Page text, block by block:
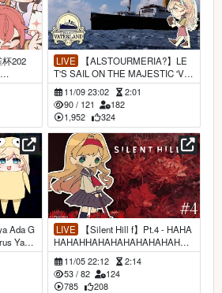
Alstr
LIVE
T'S SAIL ON THE MAJESTIC 'VAT
ERLAND'【NIJISANJI | Layla Alstr
oemeria】
11/09 23:02
2:01
90 / 121
182
1,952
324
Yak?
LIVE
HAHAHHAHAHAHAHAHAHAHAH
AA【NIJISANJI | Layla Alstroemeri
a】
11/05 22:12
2:14
53 /82
124
785
208